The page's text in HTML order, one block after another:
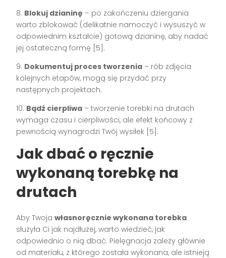
8. Blokuj dzianinę – po zakończeniu dziergania
warto zblokować (delikatnie namoczyć i wysuszyć w
odpowiednim kształcie) gotową dzianinę, aby nadać
jej ostateczną formę [5].
9. Dokumentuj proces tworzenia – rób zdjęcia
kolejnych etapów, mogą się przydać przy
następnych projektach.
10. Bądź cierpliwa – tworzenie torebki na drutach
wymaga czasu i cierpliwości, ale efekt końcowy z
pewnością wynagrodzi Twój wysiłek [5].
Jak dbać o ręcznie
wykonaną torebkę na
drutach
Aby Twojawłasnoręcznie wykonana torebka
służyła Ci jak najdłużej, warto wiedzieć, jak
odpowiednio o nią dbać. Pielęgnacja zależy głównie
od materiału, z którego została wykonana, ale istnieją